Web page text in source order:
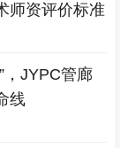
师资评价标准
，JYPC管廊
线